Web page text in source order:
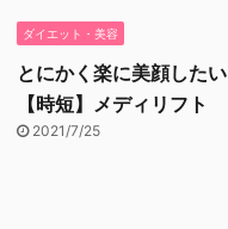
ダイエット・美容
とにかく楽に美顔したい
【時短】メディリフト
2021/7/25